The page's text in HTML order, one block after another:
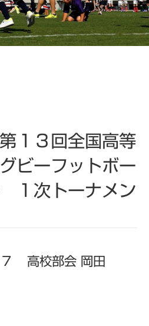
１３回全国高等
ビーフットボー
１次トーナメン
高校部会 岡田